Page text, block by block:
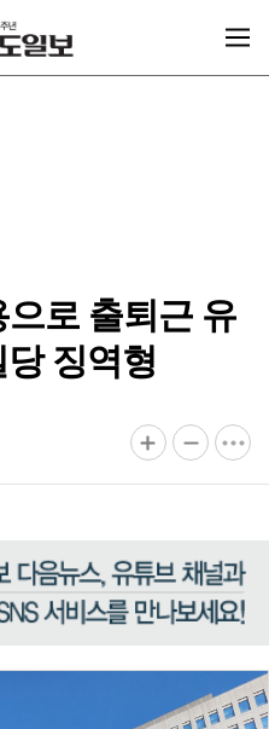
로 출퇴근 유
징역형